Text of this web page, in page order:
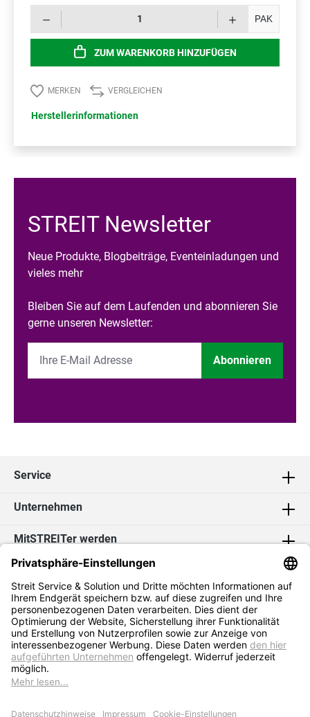
PAK
ZUM WARENKORB HINZUFÜGEN
MERKEN VERGLEICHEN
Herstellerinformationen
STREIT Newsletter
Neue Produkte, Blogbeiträge, Eventeinladungen und
vieles mehr
Bleiben Sie auf dem Laufenden und abonnieren Sie
gerne unseren Newsletter:
Abonnieren
Service
Unternehmen
MitSTREITer werden
Kontakt
Social Media